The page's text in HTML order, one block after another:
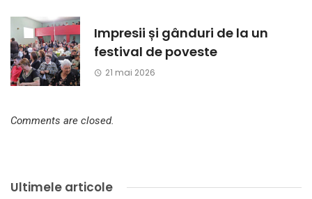
Impresii și gânduri de la un
festival de poveste
21 mai 2026
Comments are closed.
Ultimele articole